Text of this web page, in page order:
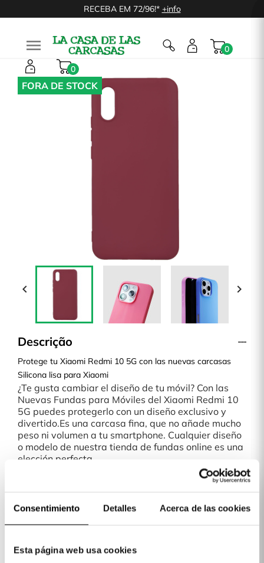
Consentimiento Detalles Acerca de las cookies
Esta página web usa cookies
RECEBA EM 72/96!* +info

0
0
FORA DE STOCK
 
Descrição
Protege tu Xiaomi Redmi 10 5G con las nuevas carcasas
Silicona lisa para Xiaomi
¿Te gusta cambiar el diseño de tu móvil? Con las
Nuevas Fundas para Móviles del Xiaomi Redmi 10
5G puedes protegerlo con un diseño exclusivo y
divertido.Es una carcasa fina, que no añade mucho
peso ni volumen a tu smartphone. Cualquier diseño
o modelo de nuestra tienda de fundas online es una
elección perfecta.
Recibe tu carcasa en tu domicilio en 48H, si estás
traquil@, tendrás tu funda en menos de 9 días.
métodos de pago: Tarjeta, Bizum, PayPal y
Contrareembolso, paga tu funda cuando la recibas.